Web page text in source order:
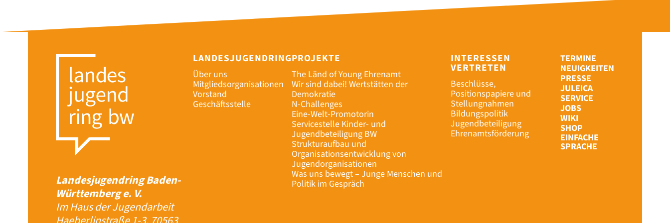
Landesjugendring Baden-
Württemberg e. V.
Im Haus der Jugendarbeit
LANDESJUGENDRING
Über uns
Mitgliedsorganisationen
Vorstand
Geschäftsstelle
PROJEKTE
The Länd of Young Ehrenamt
Wir sind dabei! Wertstätten der
Demokratie
N-Challenges
Eine-Welt-Promotorin
Servicestelle Kinder- und
Jugendbeteiligung BW
Strukturaufbau und
Organisationsentwicklung von
Jugendorganisationen
Was uns bewegt – Junge Menschen und
Politik im Gespräch
INTERESSEN
VERTRETEN
Beschlüsse,
Positionspapiere und
Stellungnahmen
Bildungspolitik
Jugendbeteiligung
Ehrenamtsförderung
TERMINE
NEUIGKEITEN
PRESSE
JULEICA
SERVICE
JOBS
WIKI
SHOP
EINFACHE
SPRACHE